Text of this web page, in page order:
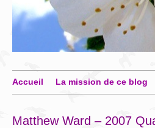
Accueil La mission de ce blog
Matthew Ward – 2007